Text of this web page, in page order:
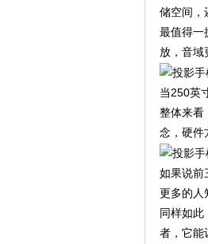
储空间，
最值得一
放，音域
当250英
整体来看
念，硬件
如果说前
更多的人
同样如此
者，它能